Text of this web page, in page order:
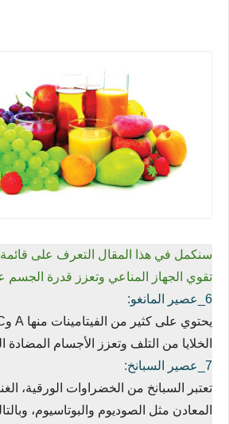
سنكمل في هذا المقال التعرف على قائمة
تقوي الجهاز المناعي وتعزز قدرة الجسم
6_عصير المانغو:
الخلايا من التلف وتعزز الأجسام
7_عصير السبانخ:
تعتبر السبانخ من الخضراوات الورقية،
المعادن مثل الصوديوم والبوتاسيوم،